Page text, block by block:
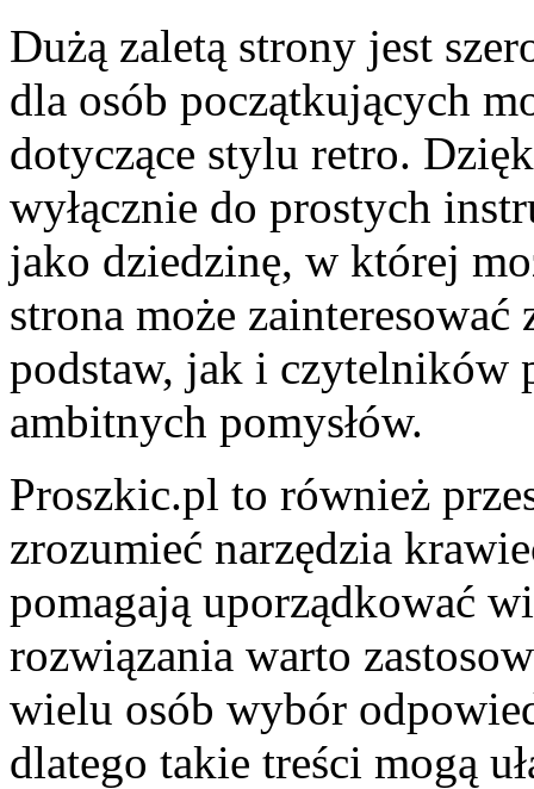
Dużą zaletą strony jest
dla osób początkujących
dotyczące stylu retro.
wyłącznie do prostych
jako dziedzinę, w której
strona może
podstaw, jak i czytelników
ambitnych pomysłów.
Proszkic.pl to również
zrozumieć narzędzia
pomagają uporządkować
rozwiązania warto
wielu osób wybór
dlatego takie treści mogą